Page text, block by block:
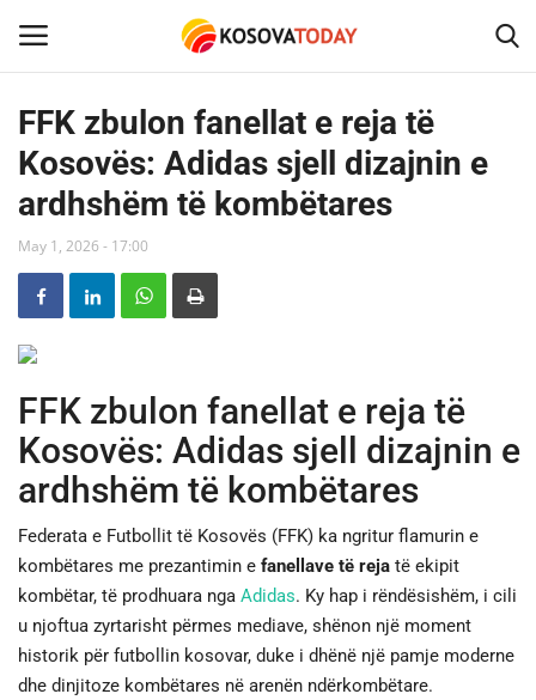
Home
KOSOVA
SHQIPERIA
MAQEDONIA
SHOWBIZ
BOTA
TECH
JETA
SPORTI
FFK zbulon fanellat e reja të
Kosovës: Adidas sjell dizajnin e
ardhshëm të kombëtares
May 1, 2026 - 17:00
FFK zbulon fanellat e reja të
Kosovës: Adidas sjell dizajnin e
ardhshëm të kombëtares
Federata e Futbollit të Kosovës (FFK) ka ngritur flamurin e
kombëtares me prezantimin e fanellave të reja të ekipit
kombëtar, të prodhuara nga Adidas. Ky hap i rëndësishëm, i cili
u njoftua zyrtarisht përmes mediave, shënon një moment
historik për futbollin kosovar, duke i dhënë një pamje moderne
dhe dinjitoze kombëtares në arenën ndërkombëtare.